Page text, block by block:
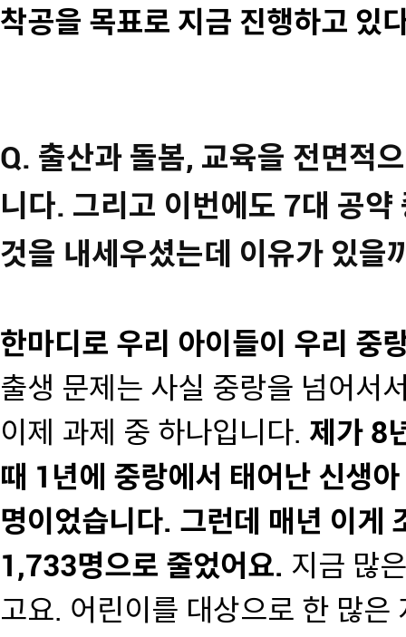
착공을 목표로 지금 진행하고 있
Q. 출산과 돌봄, 교육을 전면적
니다. 그리고 이번에도 7대 공
것을 내세우셨는데 이유가 있을
한마디로 우리 아이들이 우리 중
출생 문제는 사실 중랑을 넘어서
이제 과제 중 하나입니다. 제가 8
때 1년에 중랑에서 태어난 신생
명이었습니다. 그런데 매년 이게
1,733명으로 줄었어요. 지금 많
고요. 어린이를 대상으로 한 많은